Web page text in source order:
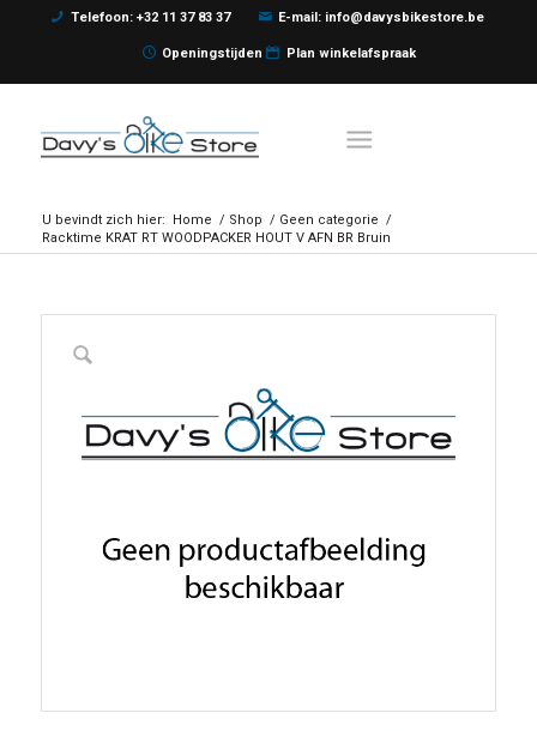
Telefoon: +32 11 37 83 37 E-mail: info@davysbikestore.be
Openingstijden Plan winkelafspraak
U bevindt zich hier: Home / Shop / Geen categorie /
Racktime KRAT RT WOODPACKER HOUT V AFN BR Bruin